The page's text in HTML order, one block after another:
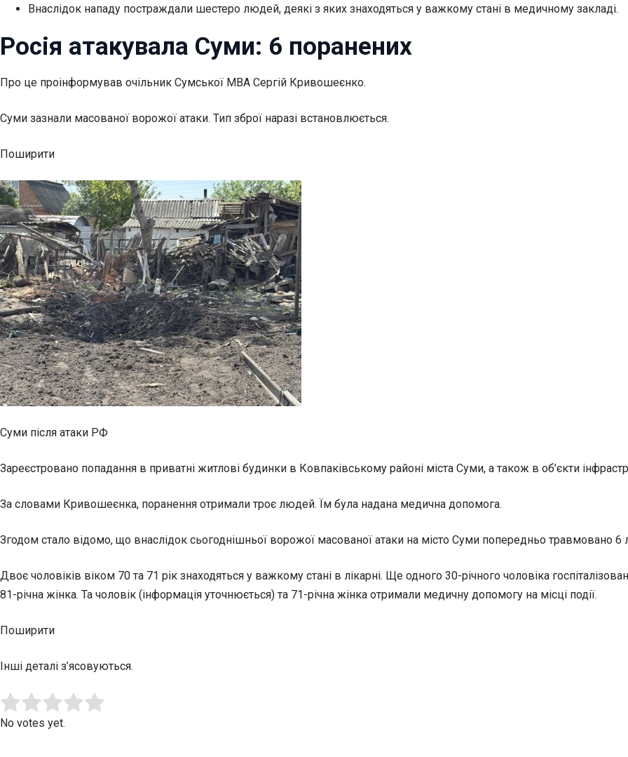
Внаслідок нападу постраждали шестеро людей, деякі з яких знаходяться у важкому стані в медичному закладі.
Росія атакувала Суми: 6 поранених
Про це проінформував очільник Сумської МВА Сергій Кривошеєнко.
Суми зазнали масованої ворожої атаки. Тип зброї наразі встановлюється.
Поширити
Суми після атаки РФ
Зареєстровано попадання в приватні житлові будинки в Ковпаківському районі міста Суми, а також в об’єкти
За словами Кривошеєнка, поранення отримали троє людей. Їм була надана медична допомога.
Згодом стало відомо, що внаслідок сьогоднішньої ворожої масованої атаки на місто Суми попередньо травмовано 6
Двоє чоловіків віком 70 та 71 рік знаходяться у важкому стані в лікарні. Ще одного 30-річного чоловіка
81-річна жінка. Та чоловік (інформація уточнюється) та 71-річна жінка отримали медичну допомогу на місці події.
Поширити
Інші деталі з’ясовуються.
Rate this item:
No votes yet.